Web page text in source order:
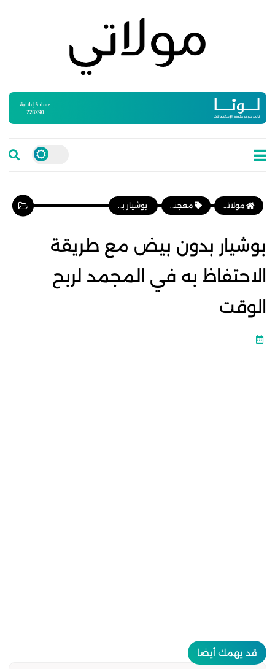
مولاتي موقع نسائي مغربي يهتم بالمرأة المغربية، وأخبار الأسرة و المجتمع معجنات وفطائر بوشيار بدون بيض مع طريقة الاحتفاظ به في المجمد لربح الوقت
بوشيار بدون بيض مع طريقة
الاحتفاظ به في المجمد لربح
الوقت
قد يهمك أيضا